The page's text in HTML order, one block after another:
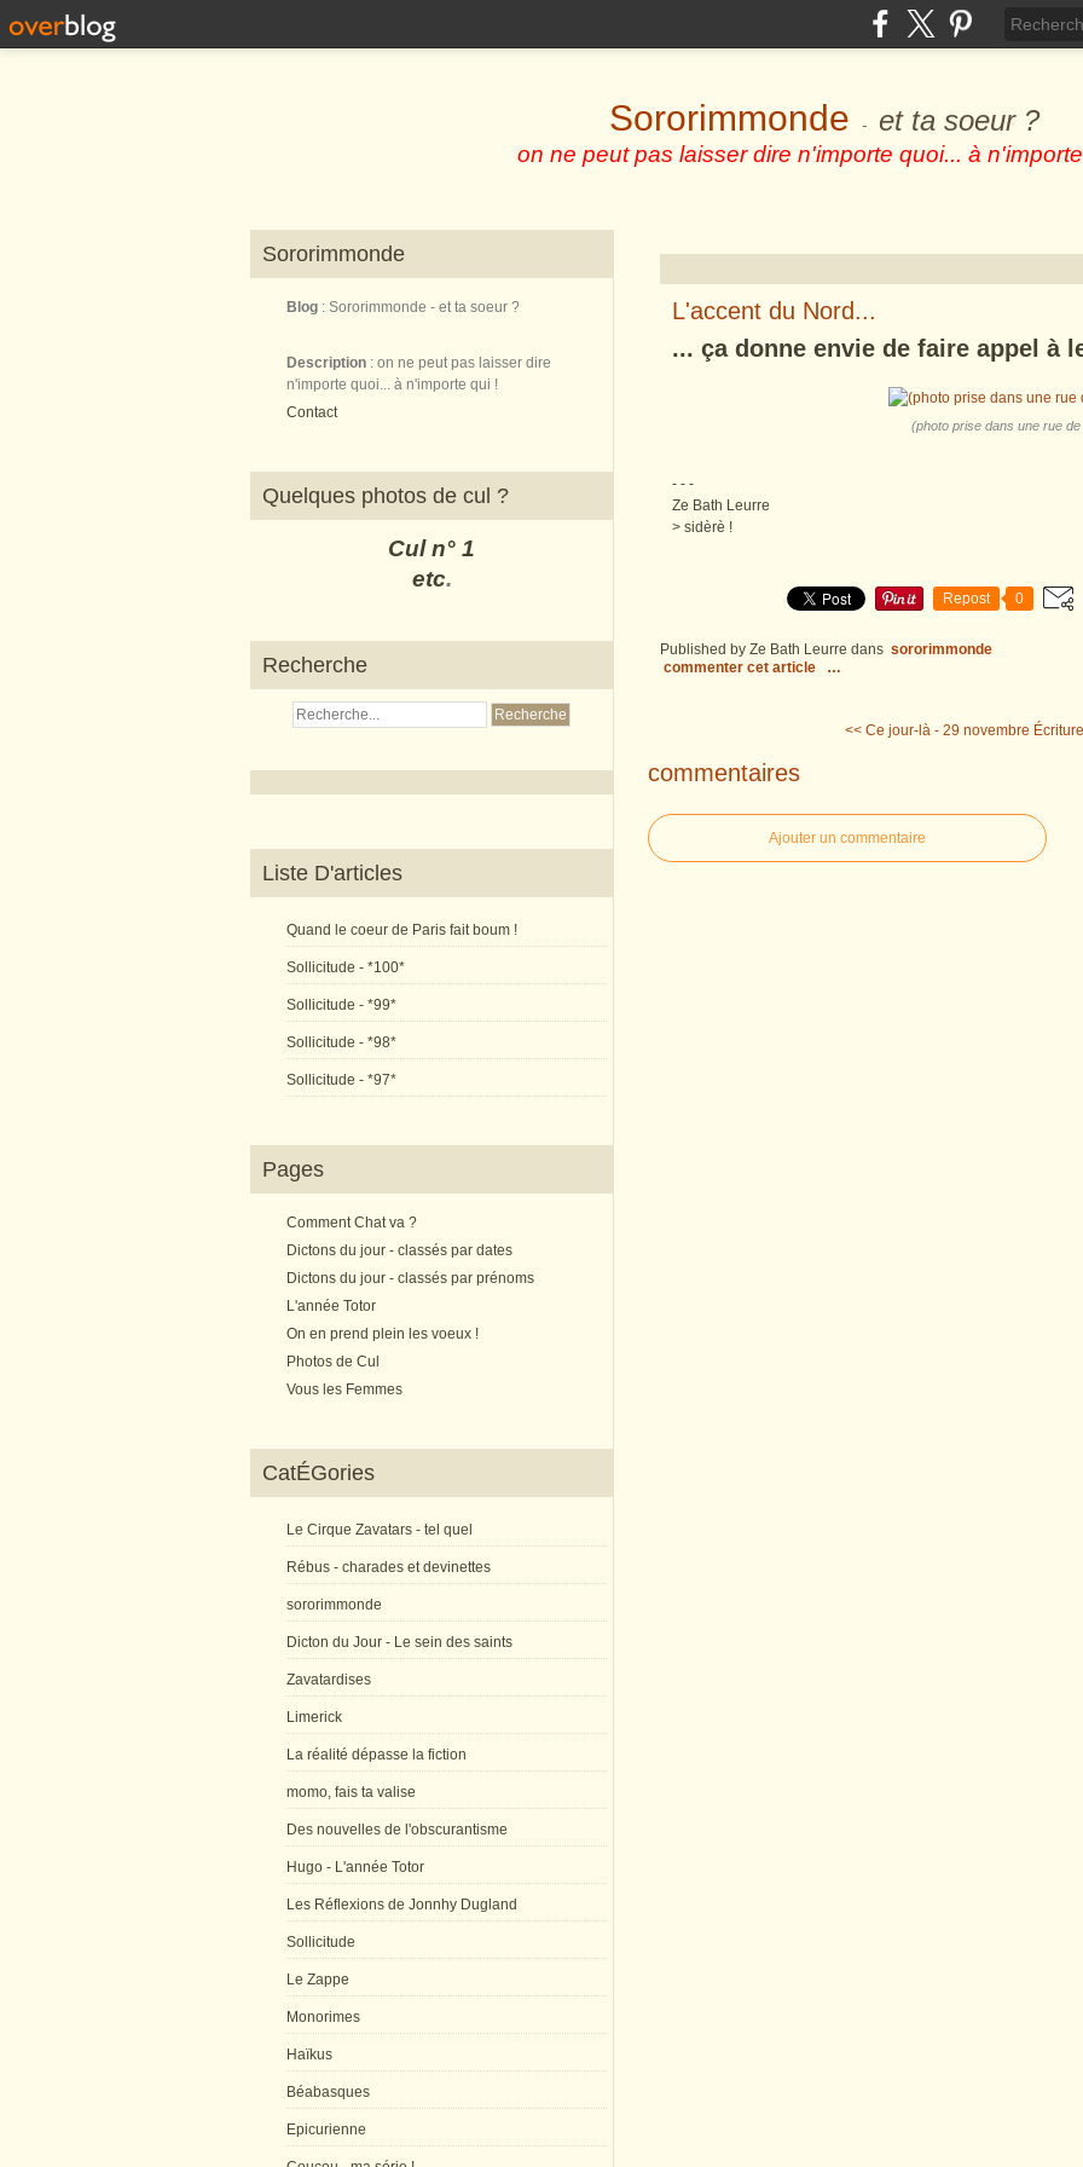
Sororimmonde - et ta soeur ?
on ne peut pas laisser dire n'importe quoi... à
Sororimmonde
Blog : Sororimmonde - et ta soeur ?
Description : on ne peut pas laisser dire
n'importe quoi... à n'importe qui !
Contact
Quelques photos de cul ?
Cul n° 1
etc.
Recherche
Liste D'articles
Quand le coeur de Paris fait boum !
Sollicitude - *100*
Sollicitude - *99*
Sollicitude - *98*
Sollicitude - *97*
Pages
Comment Chat va ?
Dictons du jour - classés par dates
Dictons du jour - classés par prénoms
L'année Totor
On en prend plein les voeux !
Photos de Cul
Vous les Femmes
CatÉGories
Le Cirque Zavatars - tel quel
Rébus - charades et devinettes
sororimmonde
Dicton du Jour - Le sein des saints
Zavatardises
Limerick
La réalité dépasse la fiction
momo, fais ta valise
Des nouvelles de l'obscurantisme
Hugo - L'année Totor
Les Réflexions de Jonnhy Dugland
Sollicitude
Le Zappe
Monorimes
Haïkus
Béabasques
Epicurienne
L'accent du Nord...
... ça donne envie de faire appel à
(photo prise dans une rue de
- - -
Ze Bath Leurre
> sidèrè !
Repost 0
Published by Ze Bath Leurre dans sororimmonde
commenter cet article
…
<< Ce jour-là - 29 novembre
commentaires
Ajouter un commentaire